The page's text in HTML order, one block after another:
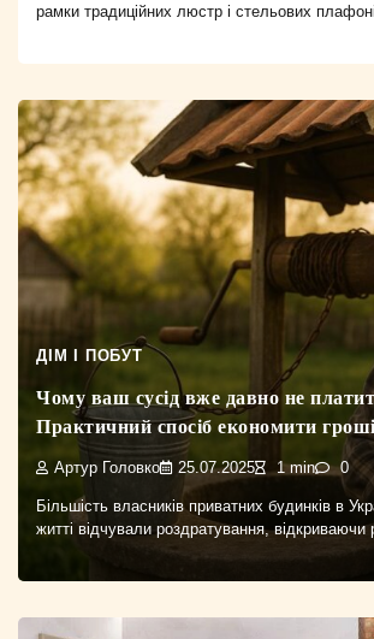
рамки традиційних люстр і стельових
ДІМ І ПОБУТ
Чому ваш сусід вже давно не
Практичний спосіб економити гроші
Артур Головко 25.07.2025 1 min 0
Більшість власників приватних будинків в
житті відчували роздратування, відкриваючи